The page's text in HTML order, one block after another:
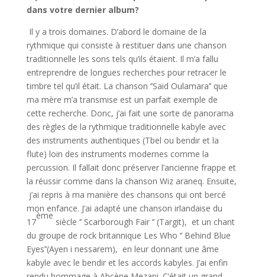
dans votre dernier album?
Il y a trois domaines. D’abord le domaine de la
rythmique qui consiste à restituer dans une chanson
traditionnelle les sons tels qu’ils étaient. Il m’a fallu
entreprendre de longues recherches pour retracer le
timbre tel qu’il était. La chanson ‘’Said Oulamara’’ que
ma mère m’a transmise est un parfait exemple de
cette recherche. Donc, j’ai fait une sorte de panorama
des règles de la rythmique traditionnelle kabyle avec
des instruments authentiques (Tbel ou bendir et la
flute) loin des instruments modernes comme la
percussion. Il fallait donc préserver l’ancienne frappe et
la réussir comme dans la chanson Wiz araneq. Ensuite,
j’ai repris à ma manière des chansons qui ont bercé
mon enfance. J’ai adapté une chanson irlandaise du
17
ème
siècle ‘’ Scarborough Fair ‘’ (Targit), et un chant
du groupe de rock britannique Les Who ‘’ Behind Blue
Eyes’’(Ayen i nessarem), en leur donnant une âme
kabyle avec le bendir et les accords kabyles. J’ai enfin